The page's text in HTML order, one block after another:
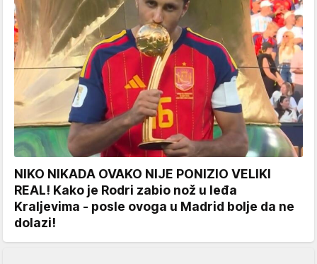
NIKO NIKADA OVAKO NIJE PONIZIO VELIKI
REAL! Kako je Rodri zabio nož u leđa
Kraljevima - posle ovoga u Madrid bolje da ne
dolazi!